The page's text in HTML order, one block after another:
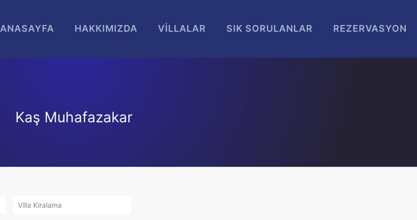
ANASAYFA HAKKIMIZDA VİLLALAR SIK SORULANLAR REZERVASYON
Kaş Muhafazakar
Villa Kiralama